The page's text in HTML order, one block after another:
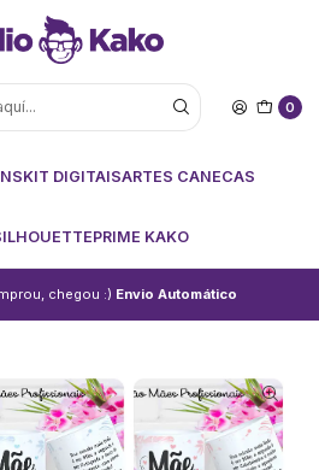
0
KIT DIGITAISARTES CANECAS
PRIME KAKO
chegou :) Envio Automático